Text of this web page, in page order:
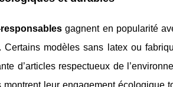
gagnent en popularité
Certains modèles sans latex ou
d’articles respectueux de